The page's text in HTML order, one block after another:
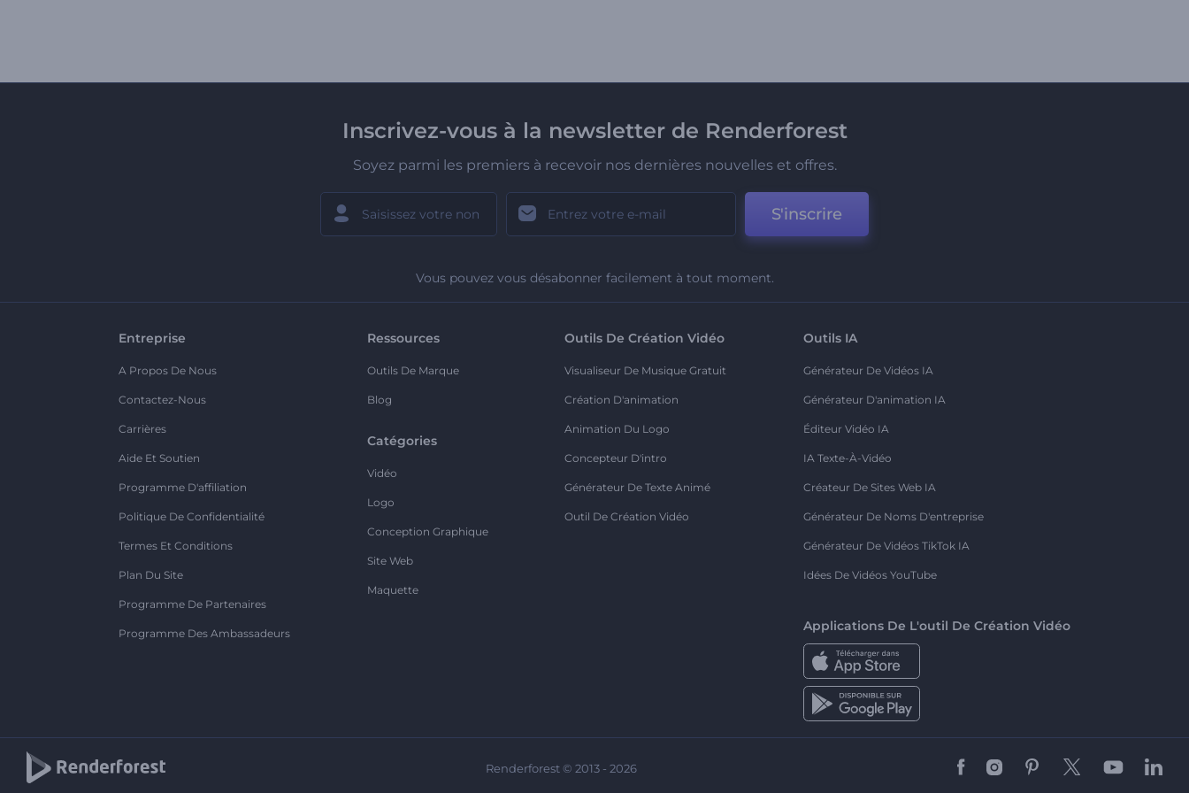
Inscrivez-vous à la newsletter de Renderforest
Soyez parmi les premiers à recevoir nos dernières nouvelles et offres.
S'inscrire
Vous pouvez vous désabonner facilement à tout moment.
Entreprise
A Propos De Nous
Contactez-Nous
Carrières
Aide Et Soutien
Programme D'affiliation
Politique De Confidentialité
Termes Et Conditions
Plan Du Site
Programme De Partenaires
Programme Des Ambassadeurs
Ressources
Outils De Marque
Blog
Catégories
Vidéo
Logo
Conception Graphique
Site Web
Maquette
Outils De Création Vidéo
Visualiseur De Musique Gratuit
Création D'animation
Animation Du Logo
Concepteur D'intro
Générateur De Texte Animé
Outil De Création Vidéo
Outils IA
Générateur De Vidéos IA
Générateur D'animation IA
Éditeur Vidéo IA
IA Texte-À-Vidéo
Créateur De Sites Web IA
Générateur De Noms D'entreprise
Générateur De Vidéos TikTok IA
Idées De Vidéos YouTube
Applications De L'outil De Création Vidéo
Renderforest © 2013 - 2026